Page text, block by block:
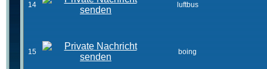
14 luftbus
15 boing